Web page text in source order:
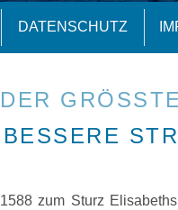
DATENSCHUTZ
zum Sturz